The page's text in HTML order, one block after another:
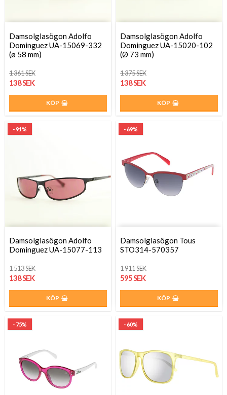
Damsolglasögon Adolfo
Dominguez UA-15069-332
(ø 58 mm)
1 361 SEK
138 SEK
KÖP
Damsolglasögon Adolfo
Dominguez UA-15020-102
(Ø 73 mm)
1 375 SEK
138 SEK
KÖP
- 91%
Damsolglasögon Adolfo
Dominguez UA-15077-113
1 513 SEK
138 SEK
KÖP
- 69%
Damsolglasögon Tous
STO314-570357
1 911 SEK
595 SEK
KÖP
- 75% - 60%